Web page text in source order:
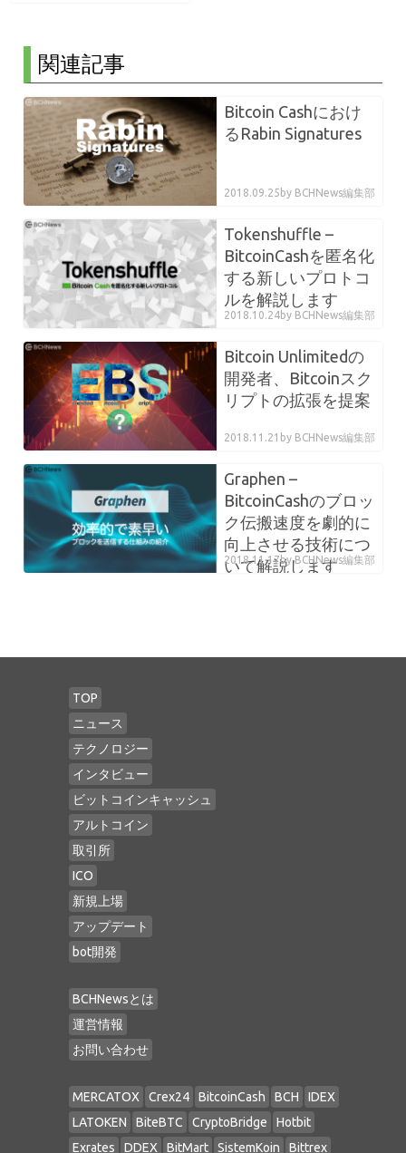
関連記事
Bitcoin Cashにおけ
るRabin Signatures
2018.09.25 by BCHNews編集部
Tokenshuffle –
BitcoinCashを匿名化
する新しいプロトコ
ルを解説します
2018.10.24by BCHNews編集部
Bitcoin Unlimitedの
開発者、Bitcoinスク
リプトの拡張を提案
2018.11.21 by BCHNews編集部
Graphen –
BitcoinCashのブロッ
ク伝搬速度を劇的に
向上させる技術につ
いて解説します
2018.11.17by BCHNews編集部
TOP
ニュース
テクノロジー
インタビュー
ビットコインキャッシュ
アルトコイン
取引所
ICO
新規上場
アップデート
bot開発
BCHNewsとは
運営情報
お問い合わせ
MERCATOX Crex24 BitcoinCash BCH
IDEX
LATOKEN
BiteBTC CryptoBridge
Hotbit
Exrates
DDEX BitMart SistemKoin Bittrex